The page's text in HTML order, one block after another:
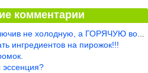
комментарии
не холодную, а ГОРЯЧУЮ воду. Трубы в
ингредиентов на пирожок!!!
эссенция?